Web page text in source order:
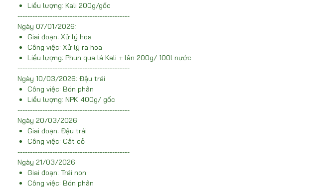
Liều lượng: Kali 200g/gốc
---------------------------------------------
Ngày 07/01/2026:
Giai đoạn: Xử lý hoa
Công việc: Xử lý ra hoa
Liều lượng: Phun qua lá Kali + lân 200g/ 100l nước
---------------------------------------------
Ngày 10/03/2026: Đậu trái
Công việc: Bón phân
Liều lượng: NPK 400g/ gốc
---------------------------------------------
Ngày 20/03/2026:
Giai đoạn: Đậu trái
Công việc: Cắt cỏ
---------------------------------------------
Ngày 21/03/2026:
Giai đoạn: Trái non
Công việc: Bón phân